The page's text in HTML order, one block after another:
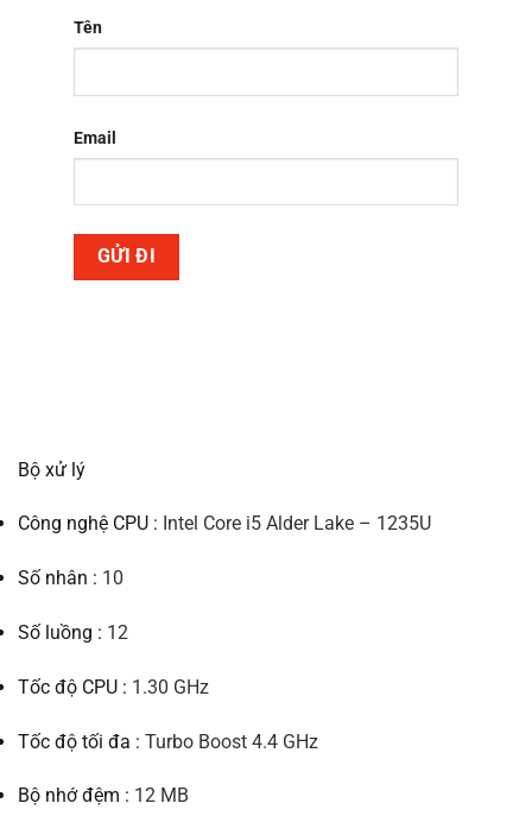
Tên
Email
Bộ xử lý
Công nghệ CPU : Intel Core i5 Alder Lake – 1235U
Số nhân : 10
Số luồng : 12
Tốc độ CPU : 1.30 GHz
Tốc độ tối đa : Turbo Boost 4.4 GHz
Bộ nhớ đệm : 12 MB